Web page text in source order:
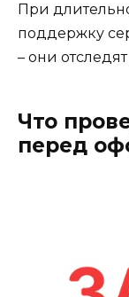
При
поддержку
– они
Что
перед